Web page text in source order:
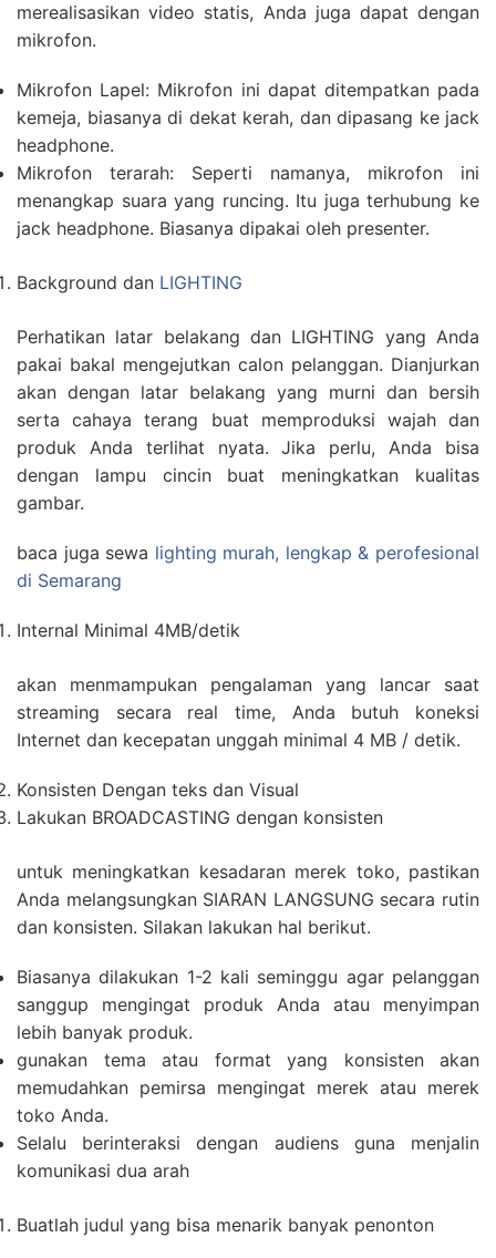
merealisasikan video statis, Anda juga dapat dengan
mikrofon.
Mikrofon Lapel: Mikrofon ini dapat ditempatkan pada
kemeja, biasanya di dekat kerah, dan dipasang ke jack
headphone.
Mikrofon terarah: Seperti namanya, mikrofon ini
menangkap suara yang runcing. Itu juga terhubung ke
jack headphone. Biasanya dipakai oleh presenter.
Background dan LIGHTING
Perhatikan latar belakang dan LIGHTING yang Anda
pakai bakal mengejutkan calon pelanggan. Dianjurkan
akan dengan latar belakang yang murni dan bersih
serta cahaya terang buat memproduksi wajah dan
produk Anda terlihat nyata. Jika perlu, Anda bisa
dengan lampu cincin buat meningkatkan kualitas
gambar.
baca juga sewa lighting murah, lengkap & perofesional
di Semarang
Internal Minimal 4MB/detik
akan menmampukan pengalaman yang lancar saat
streaming secara real time, Anda butuh koneksi
Internet dan kecepatan unggah minimal 4 MB / detik.
Konsisten Dengan teks dan Visual
Lakukan BROADCASTING dengan konsisten
untuk meningkatkan kesadaran merek toko, pastikan
Anda melangsungkan SIARAN LANGSUNG secara rutin
dan konsisten. Silakan lakukan hal berikut.
Biasanya dilakukan 1-2 kali seminggu agar pelanggan
sanggup mengingat produk Anda atau menyimpan
lebih banyak produk.
gunakan tema atau format yang konsisten akan
memudahkan pemirsa mengingat merek atau merek
toko Anda.
Selalu berinteraksi dengan audiens guna menjalin
komunikasi dua arah
Buatlah judul yang bisa menarik banyak penonton